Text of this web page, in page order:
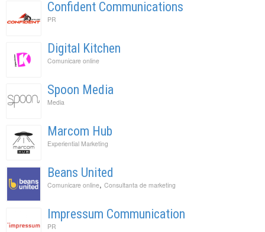
Confident Communications
PR
Digital Kitchen
Comunicare online
Spoon Media
Media
Marcom Hub
Experiential Marketing
Beans United
Comunicare online, Consultanta de marketing
Impressum Communication
PR